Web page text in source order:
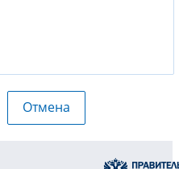
Отмена